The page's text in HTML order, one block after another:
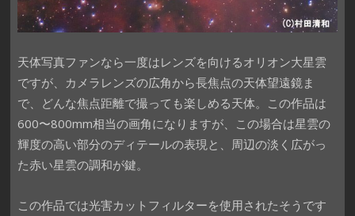
天体写真ファンなら一度はレンズを向けるオリオン大星雲
ですが、カメラレンズの広角から長焦点の天体望遠鏡ま
で、どんな焦点距離で撮っても楽しめる天体。この作品は
600〜800mm相当の画角になりますが、この場合は星雲の
輝度の高い部分のディテールの表現と、周辺の淡く広がっ
た赤い星雲の調和が鍵。
この作品では光害カットフィルターを使用されたそうです